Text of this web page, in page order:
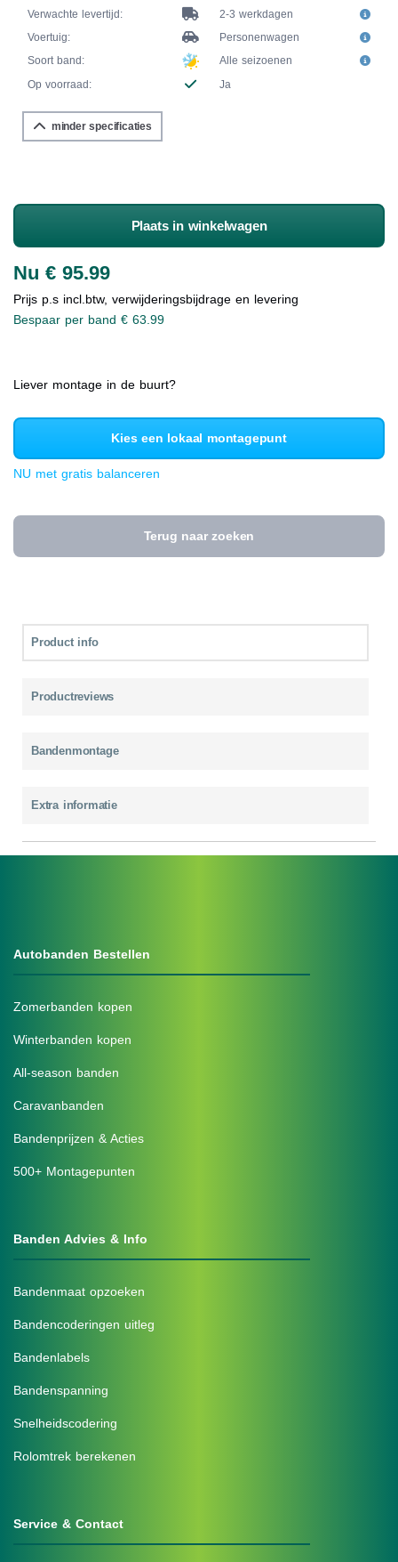
Verwachte levertijd:
2-3 werkdagen
Voertuig:
Personenwagen
Soort band:
Alle seizoenen
Op voorraad:
Ja
minder specificaties
Plaats in winkelwagen
Nu € 95.99
Prijs p.s incl.btw, verwijderingsbijdrage en levering
Bespaar per band € 63.99
Liever montage in de buurt?
Kies een lokaal montagepunt
NU met gratis balanceren
Terug naar zoeken
Product info
Productreviews
Bandenmontage
Extra informatie
Autobanden Bestellen
Zomerbanden kopen
Winterbanden kopen
All-season banden
Caravanbanden
Bandenprijzen & Acties
500+ Montagepunten
Banden Advies & Info
Bandenmaat opzoeken
Bandencoderingen uitleg
Bandenlabels
Bandenspanning
Snelheidscodering
Rolomtrek berekenen
Service & Contact